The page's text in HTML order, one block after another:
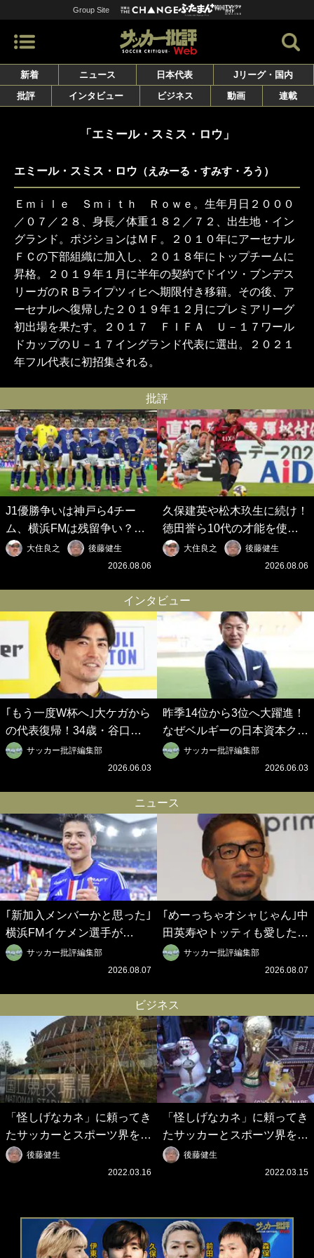
Group Site
新着 ニュース 日本代表
Jリーグ・国内
批評
インタビュー ビジネス 動画 連載
「エミール・スミス・ロウ」
エミール・スミス・ロウ （えみーる・すみす・ろう）
Ｅｍｉｌｅ Ｓｍｉｔｈ Ｒｏｗｅ。生年月日２０００
／０７／２８、身長／体重１８２／７２、出生地・イン
グランド。ポジションはＭＦ。２０１０年にアーセナル
ＦＣの下部組織に加入し、２０１８年にトップチームに
昇格。２０１９年１月に半年の契約でドイツ・ブンデス
リーガのＲＢライプツィヒへ期限付き移籍。その後、ア
ーセナルへ復帰した２０１９年１２月にプレミアリーグ
初出場を果たす。２０１７ ＦＩＦＡ Ｕ－１７ワール
ドカップのＵ－１７イングランド代表に選出。２０２１
年フル代表に初招集される。
批評
J1優勝争いは神戸ら4チー
ム、横浜FMは残留争い？大
混戦のJ2はRB大宮に注目！
歴代最強の日本代表をJリー
の秋春制｣の大激論】(6)
大住良之
後藤健生
2026.08.06
久保建英や松木玖生に続け！
徳田誉ら10代の才能を使い
切れないJクラブの課題と、
｢0円欧州移籍｣撲滅への処方
春制｣の大激論】(5)
大住良之
後藤健生
2026.08.06
インタビュー
｢もう一度W杯へ｣大ケガから
の代表復帰！34歳・谷口彰
悟の奇跡を支えた日本資本の
ベルギークラブ、次なる野望
ロイデン立石敬之CEOの世
界戦略】(2)
サッカー批評編集部
2026.06.03
昨季14位から3位へ大躍進！
なぜベルギーの日本資本クラ
ブは創設102年目に歴史的快
挙を成し遂げられたのか？
之CEOの世界戦略】(1)
サッカー批評編集部
2026.06.03
ニュース
｢新加入メンバーかと思った｣
横浜FMイケメン選手が
Travis Japanのセンターで完
璧TJポーズ！ 涙の共演を越
サッカー批評編集部
2026.08.07
｢めーっちゃオシャじゃん｣中
田英寿やトッティも愛した名
門ローマ、新アウェイユニが
大評判！｢カッコいい｣｢好き
うかな｣
サッカー批評編集部
2026.08.07
ビジネス
「怪しげなカネ」に頼ってき
たサッカーとスポーツ界を待
つ未来(4)スポーツを「持続
可能」にする「真の投資」の
後藤健生
2022.03.16
「怪しげなカネ」に頼ってき
たサッカーとスポーツ界を待
つ未来(3)「ロシアン・マネ
ー」に続く中東の「オイルマ
後藤健生
2022.03.15